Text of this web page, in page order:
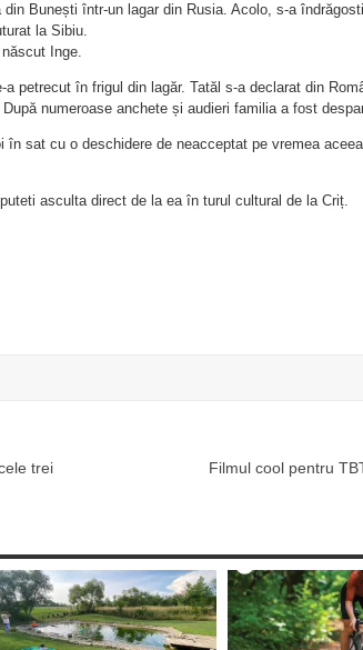
Bunești într-un lagar din Rusia. Acolo, s-a
la Sibiu.
Inge.
petrecut în frigul din lagăr. Tatăl s-a declarat din
numeroase anchete și audieri familia a fost
în sat cu o deschidere de neacceptat pe vremea
asculta direct de la ea în turul cultural de la Criț.
trei
Filmul cool pentru